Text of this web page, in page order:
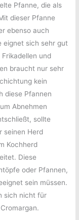
Pfanne, die als
dieser Pfanne
ebenso auch
eignet sich sehr gut
und
braucht nur sehr
kein
diese Pfannen
Abnehmen
sollte
seinen Herd
Kochherd
Diese
oder Pfannen,
sein müssen.
sich nicht für